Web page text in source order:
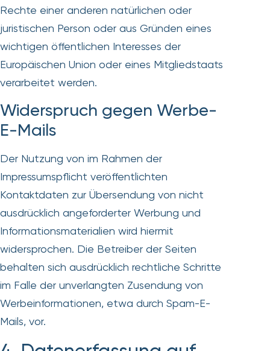
Rechte einer anderen natürlichen oder
juristischen Person oder aus Gründen eines
wichtigen öffentlichen Interesses der
Europäischen Union oder eines Mitgliedstaats
verarbeitet werden.
Widerspruch gegen Werbe-
E-Mails
Der Nutzung von im Rahmen der
Impressumspflicht veröffentlichten
Kontaktdaten zur Übersendung von nicht
ausdrücklich angeforderter Werbung und
Informationsmaterialien wird hiermit
widersprochen. Die Betreiber der Seiten
behalten sich ausdrücklich rechtliche Schritte
im Falle der unverlangten Zusendung von
Werbeinformationen, etwa durch Spam-E-
Mails, vor.